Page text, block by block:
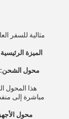
الميزة
محول الشحن:
هذا المحول
مباشرة إلى
محول